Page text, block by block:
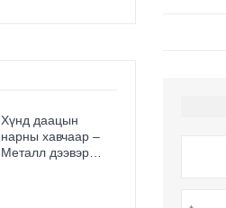
Хүнд даацын
нарны хавчаар –
Металл дээвэр